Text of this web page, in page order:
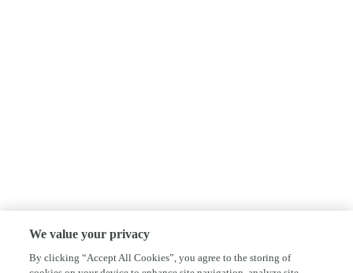
We value your privacy
By clicking “Accept All Cookies”, you agree to the storing of